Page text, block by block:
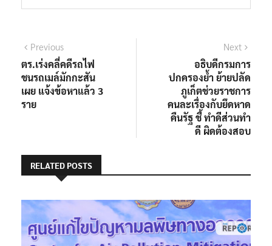
แนะแนว
เรื่อง
PreviousPrevious
post:
ตร.เร่งคลี่คดีรถไฟ
ชนรถเมล์มักกะสัน
เผย แจ้งข้อหาแล้ว 3
ราย
Next
post:
อธิบดีกรมการ
ปกครองย้ำ ย้ายปลัด
ภูเก็ตช่วยราชการ
คนละเรื่องกับยึดหาด
คืนรัฐ ชี้ ทำดีส่วนทำ
ดี ผิดต้องสอบ
RELATED POSTS